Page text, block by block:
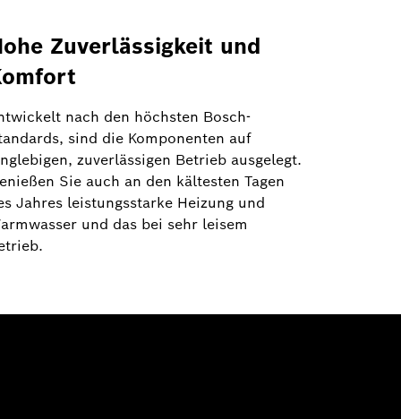
Zuverlässigkeit und
nach den höchsten Bosch-
sind die Komponenten auf
zuverlässigen Betrieb ausgelegt.
Sie auch an den kältesten Tagen
Jahres leistungsstarke Heizung und
und das bei sehr leisem